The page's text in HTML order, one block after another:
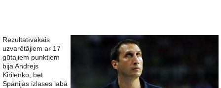
Rezultatīvākais
uzvarētājiem ar 17
gūtajiem punktiem
bija Andrejs
Kiriļenko, bet
Spānijas izlases labā